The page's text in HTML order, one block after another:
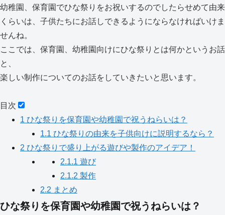
幼稚園、保育園でひな祭りをお祝いするのでしたらせめて由来
くらいは、子供たちにお話しできるようにならなければいけま
せんね。
ここでは、保育園、幼稚園向けにひな祭りとは何かというお話
と、
楽しい制作についてのお話をしていきたいと思います。
目次
1 ひな祭りを保育園や幼稚園で祝うねらいは？
1.1 ひな祭りの由来を子供向けに説明するなら？
2 ひな祭りで盛り上がる遊びや製作のアイデア！
2.1.1 遊び
2.1.2 製作
2.2 まとめ
ひな祭りを保育園や幼稚園で祝うねらいは？